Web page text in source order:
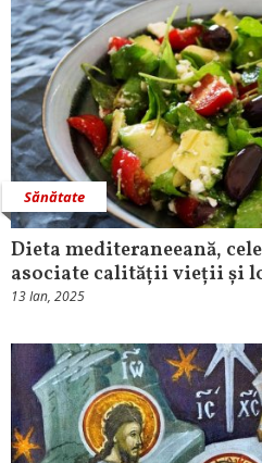
Sănătate
Dieta mediteraneeană,
asociate calității vieții și
13 Ian, 2025